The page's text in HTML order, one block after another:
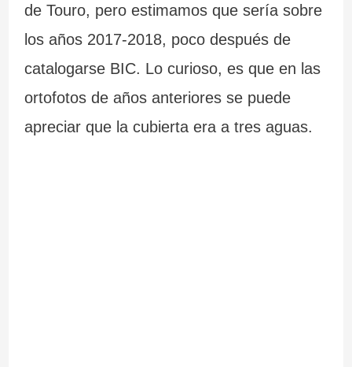
de Touro, pero estimamos que sería sobre
los años 2017-2018, poco después de
catalogarse BIC. Lo curioso, es que en las
ortofotos de años anteriores se puede
apreciar que la cubierta era a tres aguas.